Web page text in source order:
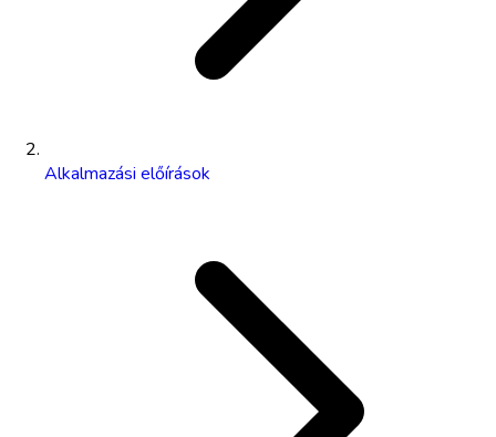
Alkalmazási előírások